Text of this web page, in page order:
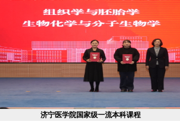
济宁医学院国家级一流本科课程